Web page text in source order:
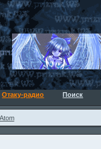
Отаку-радио Поиск
Atom